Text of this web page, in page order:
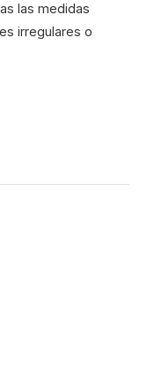
las medidas
irregulares o